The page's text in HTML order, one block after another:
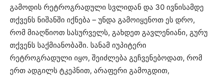
გამოდის რეტროგრადული სვლიდან და 30 ივნისამდე
თქვენს ნიშანში იქნება – უნდა გამოიყენოთ ეს დრო,
რომ მიაღწიოთ სასურველს, გახდეთ გავლენიანი, გურუ
თქვენს საქმიანობაში. სანამ იუპიტერი
რეტროგრადული იყო, შეიძლება გეჩვენებოდათ, რომ
ერთ ადგილს ტკეპნით, არაფერი გამოგდით,